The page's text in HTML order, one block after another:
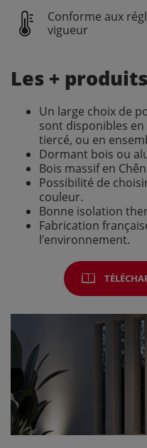
Conforme aux
vigueur
Les + produits
Un large choix de
sont disponibles
tiercé, ou en
Dormant bois ou
Bois massif en
Possibilité de
couleur.
Bonne isolation
Fabrication
l’environnement.